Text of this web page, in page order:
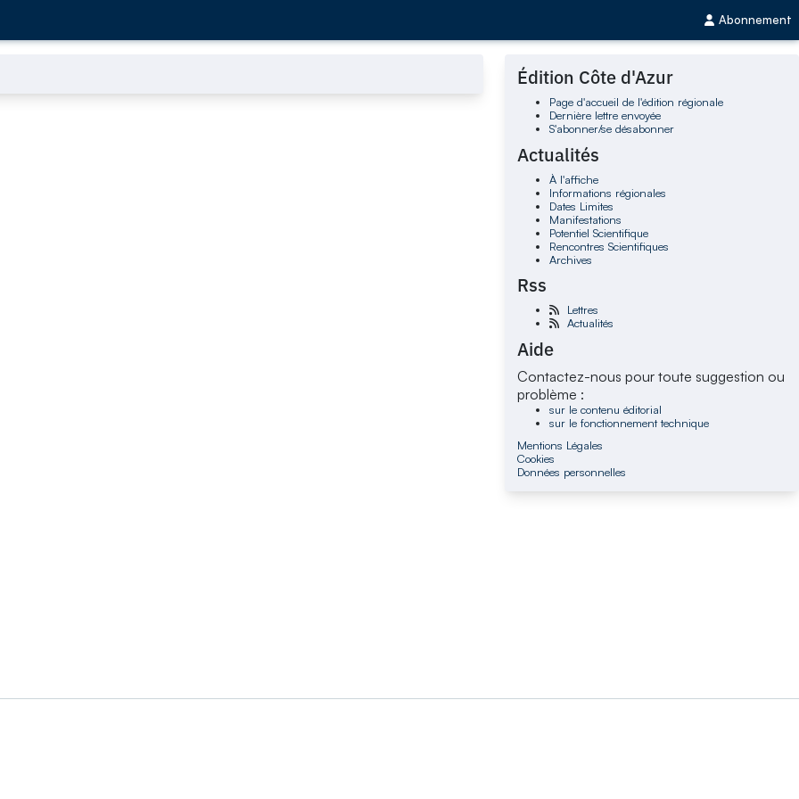
Abonnement
Édition Côte d'Azur
Page d'accueil de l'édition régionale
Dernière lettre envoyée
S'abonner/se désabonner
Actualités
À l'affiche
Informations régionales
Dates Limites
Manifestations
Potentiel Scientifique
Rencontres Scientifiques
Archives
Rss
Lettres
Actualités
Aide
Contactez-nous pour toute suggestion ou
problème :
sur le contenu éditorial
sur le fonctionnement technique
Mentions Légales
Cookies
Données personnelles